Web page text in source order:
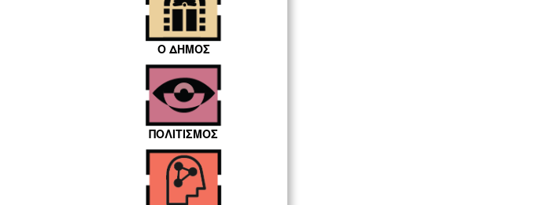
Ο ΔΗΜΟΣ
ΠΟΛΙΤΙΣΜΟΣ